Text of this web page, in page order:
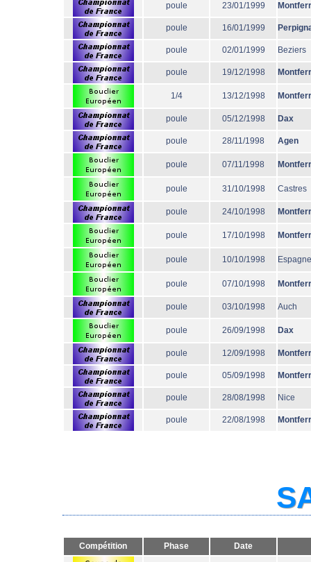
poule 23/01/1999
poule 16/01/1999
poule 02/01/1999 Beziers
poule 19/12/1998
1/4 13/12/1998
poule 05/12/1998 Dax
poule 28/11/1998 Agen
poule 07/11/1998
poule 31/10/1998 Castres
poule 24/10/1998
poule 17/10/1998
poule 10/10/1998 Espagne
poule 07/10/1998
poule 03/10/1998 Auch
poule 26/09/1998 Dax
poule 12/09/1998
poule 05/09/1998
poule 28/08/1998 Nice
poule 22/08/1998
Compétition Phase Date